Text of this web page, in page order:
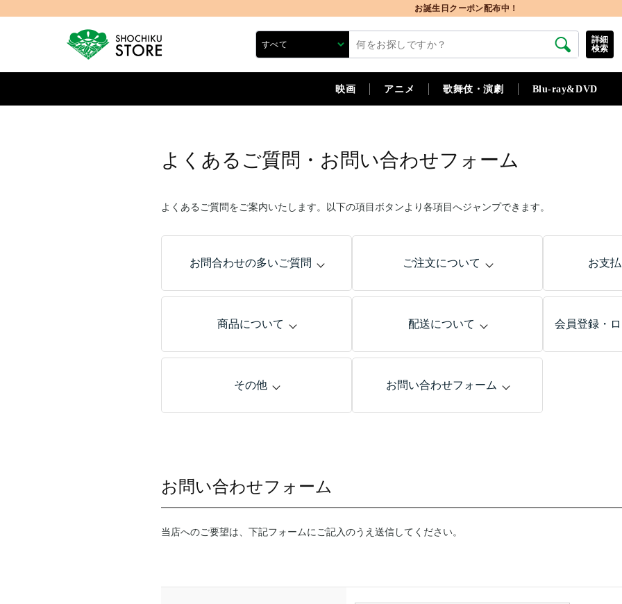
詳細
検索
映画 アニメ 歌舞伎・演劇 Blu-ray&DVD
よくあるご質問・お問い合わせフォーム
よくあるご質問をご案内いたします。以下の項目ボタンより各項目へジャンプできます。
お問合わせの多いご質問 ご注文について お支
商品について 配送について 会員登録・
その他 お問い合わせフォーム
お問い合わせフォーム
当店へのご要望は、下記フォームにご記入のうえ送信してください。